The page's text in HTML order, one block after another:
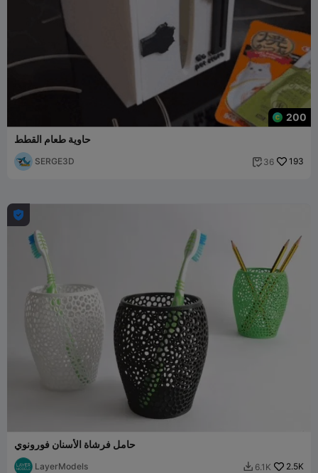
200
حاوية طعام القطط
SERGE3D  36 193

حامل فرشاة الأسنان فورونوي
LayerModels  6.1K 2.5K